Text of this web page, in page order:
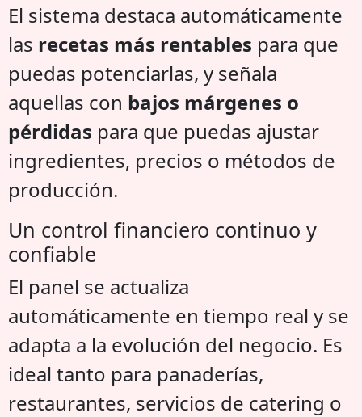
El sistema destaca automáticamente
las recetas más rentables para que
puedas potenciarlas, y señala
aquellas con bajos márgenes o
pérdidas para que puedas ajustar
ingredientes, precios o métodos de
producción.
Un control financiero continuo y
confiable
El panel se actualiza
automáticamente en tiempo real y se
adapta a la evolución del negocio. Es
ideal tanto para panaderías,
restaurantes, servicios de catering o